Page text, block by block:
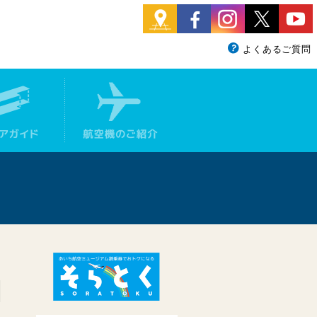
よくあるご質問